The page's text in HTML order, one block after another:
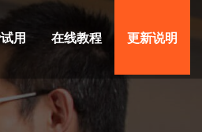
用 在线教程 更新说明